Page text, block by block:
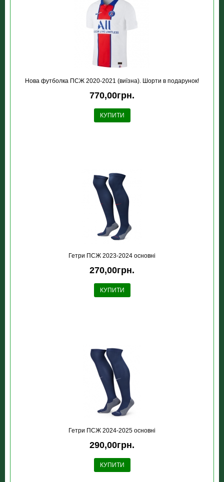
Нова футболка ПСЖ 2020-2021 (виїзна). Шорти в подарунок!
770,00грн.
КУПИТИ
Гетри ПСЖ 2023-2024 основні
270,00грн.
КУПИТИ
Гетри ПСЖ 2024-2025 основні
290,00грн.
КУПИТИ